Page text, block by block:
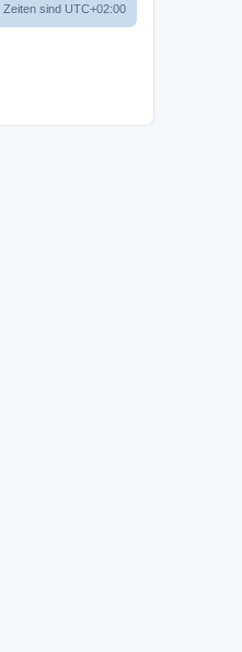
Zeiten sind UTC+02:00